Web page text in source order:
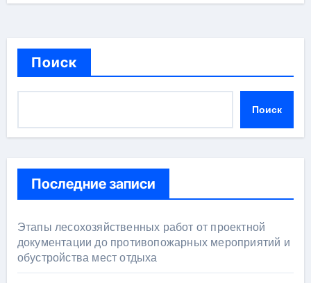
Поиск
Поиск
Последние записи
Этапы лесохозяйственных работ от проектной
документации до противопожарных мероприятий и
обустройства мест отдыха